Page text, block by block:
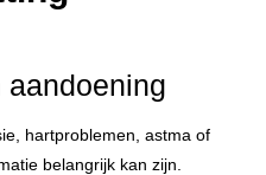
aandoening
hartproblemen, astma of
belangrijk kan zijn.